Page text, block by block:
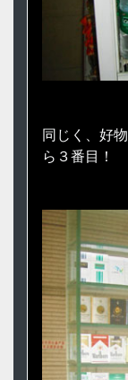
同じく、好
ら３番目！